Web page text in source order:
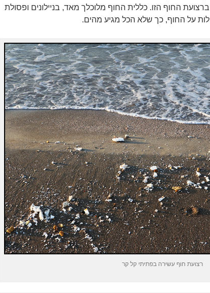
החוף הזו. כללית החוף מלוכלך מאד, בניילונים ופסולת
על החוף, כך שלא הכל מגיע מהים.
רצועת חוף עשירה בפתיתי קל קר